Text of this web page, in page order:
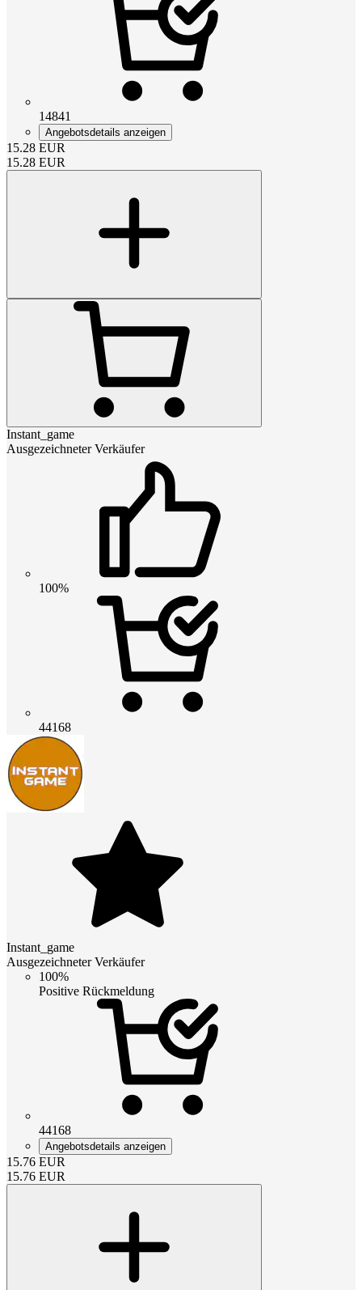
14841
Angebotsdetails anzeigen
15.28 EUR
15.28 EUR
Instant_game
Ausgezeichneter Verkäufer
100%
44168
Instant_game
Ausgezeichneter Verkäufer
100%
Positive Rückmeldung
44168
Angebotsdetails anzeigen
15.76 EUR
15.76 EUR